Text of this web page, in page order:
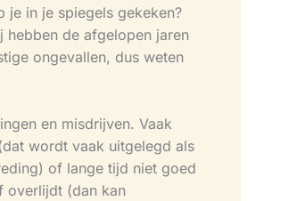
je in je spiegels gekeken?
hebben de afgelopen jaren
ongevallen, dus weten
en misdrijven. Vaak
wordt vaak uitgelegd als
of lange tijd niet goed
overlijdt (dan kan